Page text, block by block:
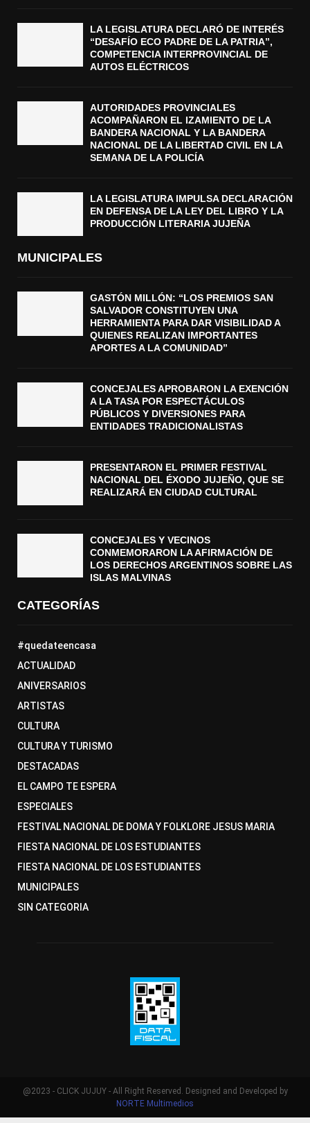
LA LEGISLATURA DECLARÓ DE INTERÉS
“DESAFÍO ECO PADRE DE LA PATRIA”,
COMPETENCIA INTERPROVINCIAL DE
AUTOS ELÉCTRICOS
AUTORIDADES PROVINCIALES
ACOMPAÑARON EL IZAMIENTO DE LA
BANDERA NACIONAL Y LA BANDERA
NACIONAL DE LA LIBERTAD CIVIL EN LA
SEMANA DE LA POLICÍA
LA LEGISLATURA IMPULSA DECLARACIÓN
EN DEFENSA DE LA LEY DEL LIBRO Y LA
PRODUCCIÓN LITERARIA JUJEÑA
MUNICIPALES
GASTÓN MILLÓN: “LOS PREMIOS SAN
SALVADOR CONSTITUYEN UNA
HERRAMIENTA PARA DAR VISIBILIDAD A
QUIENES REALIZAN IMPORTANTES
APORTES A LA COMUNIDAD”
CONCEJALES APROBARON LA EXENCIÓN
A LA TASA POR ESPECTÁCULOS
PÚBLICOS Y DIVERSIONES PARA
ENTIDADES TRADICIONALISTAS
PRESENTARON EL PRIMER FESTIVAL
NACIONAL DEL ÉXODO JUJEÑO, QUE SE
REALIZARÁ EN CIUDAD CULTURAL
CONCEJALES Y VECINOS
CONMEMORARON LA AFIRMACIÓN DE
LOS DERECHOS ARGENTINOS SOBRE LAS
ISLAS MALVINAS
CATEGORÍAS
#quedateencasa
ACTUALIDAD
ANIVERSARIOS
ARTISTAS
CULTURA
CULTURA Y TURISMO
DESTACADAS
EL CAMPO TE ESPERA
ESPECIALES
FESTIVAL NACIONAL DE DOMA Y FOLKLORE JESUS MARIA
FIESTA NACIONAL DE LOS ESTUDIANTES
FIESTA NACIONAL DE LOS ESTUDIANTES
MUNICIPALES
SIN CATEGORIA
@2023 - CLICK JUJUY - All Right Reserved. Designed and Developed by
NORTE Multimedios